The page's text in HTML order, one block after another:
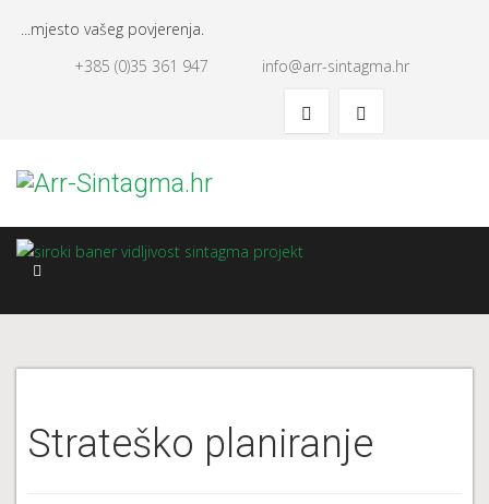
...mjesto vašeg povjerenja.
+385 (0)35 361 947
info@arr-sintagma.hr
Strateško planiranje